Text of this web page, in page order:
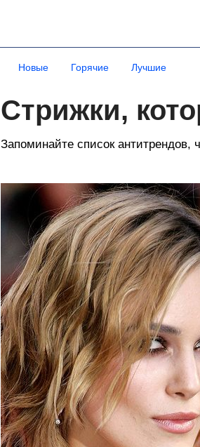
Новые Горячие Лучшие
Стрижки,
Запоминайте список антитрендов,